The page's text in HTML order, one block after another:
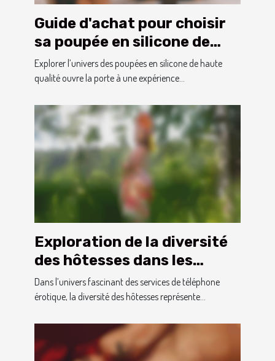
Guide d'achat pour choisir
sa poupée en silicone de
haute qualité
Explorer l’univers des poupées en silicone de haute
qualité ouvre la porte à une expérience...
Exploration de la diversité
des hôtesses dans les
services de téléphone
érotique
Dans l’univers fascinant des services de téléphone
érotique, la diversité des hôtesses représente...